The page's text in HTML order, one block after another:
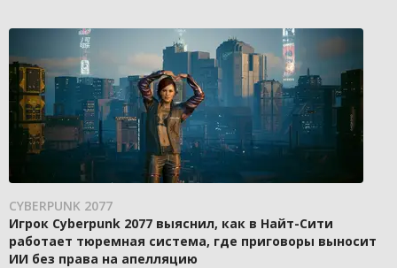
CYBERPUNK 2077
Игрок Cyberpunk 2077 выяснил, как в Найт-Сити
работает тюремная система, где приговоры выносит
ИИ без права на апелляцию